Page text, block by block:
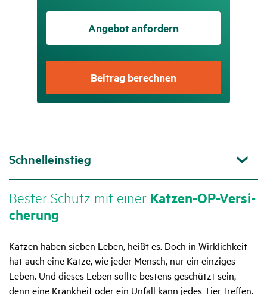
Angebot anfordern
Beitrag berechnen
Schnelleinstieg
Bester Schutz mit einer Katzen-OP-Versi­
che­rung
Katzen haben sieben Leben, heißt es. Doch in Wirklichkeit
hat auch eine Katze, wie jeder Mensch, nur ein einziges
Leben. Und dieses Leben sollte bestens geschützt sein,
denn eine Krankheit oder ein Unfall kann jedes Tier treffen.